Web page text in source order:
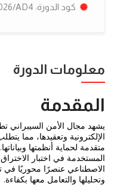
كود الدورة: AC/2026/AD4
معلومات الدورة
المقدمة
يشهد مجال الأمن السيبراني
الإلكترونية وتعقيدها، مما
متقدمة لحماية أنظمتها
المستخدمة في اختبار
الاصطناعي عنصرًا محوريًا
وتحليلها والتعامل معها بكفاءة.